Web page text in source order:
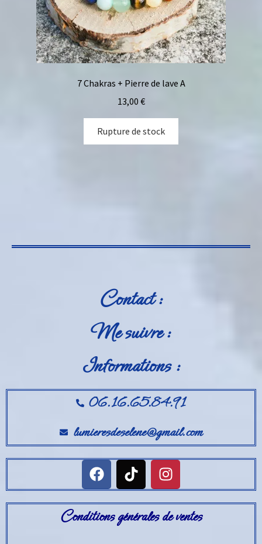
7 Chakras + Pierre de lave A
13,00 €
Rupture de stock
Contact :
Me suivre :
Informations :
06.16.65.84.91
lumieresdeselene@gmail.com
Conditions générales de ventes